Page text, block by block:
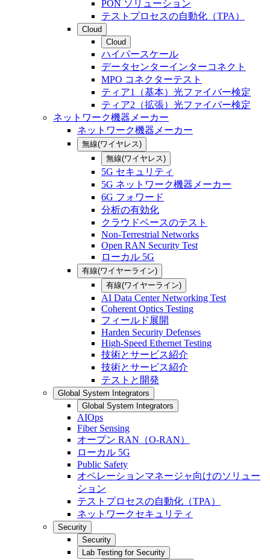
PON ソリューション
テストプロセスの自動化（TPA）
Cloud
Cloud
ハイパースケール
データセンターインターコネクト
MPO コネクターテスト
ティア1（基本）光ファイバー検定
ティア2（拡張）光ファイバー検定
ネットワーク機器メーカー
ネットワーク機器メーカー
無線(ワイヤレス)
無線(ワイヤレス)
5G セキュリティ
5G ネットワーク機器メーカー
6G フォワード
分析の有効化
クラウドベースのテスト
Non-Terrestrial Networks
Open RAN Security Test
ローカル 5G
有線(ワイヤーライン)
有線(ワイヤーライン)
AI Data Center Networking Test
Coherent Optics Testing
フィールド展開
Harden Security Defenses
High-Speed Ethernet Testing
技術とサービス紹介
技術とサービス紹介
テストと開発
Global System Integrators
Global System Integrators
AIOps
Fiber Sensing
オープン RAN（O-RAN）
ローカル 5G
Public Safety
オペレーションマネージャ向けのソリュー
ション
テストプロセスの自動化（TPA）
ネットワークセキュリティ
Security
Security
Lab Testing for Security